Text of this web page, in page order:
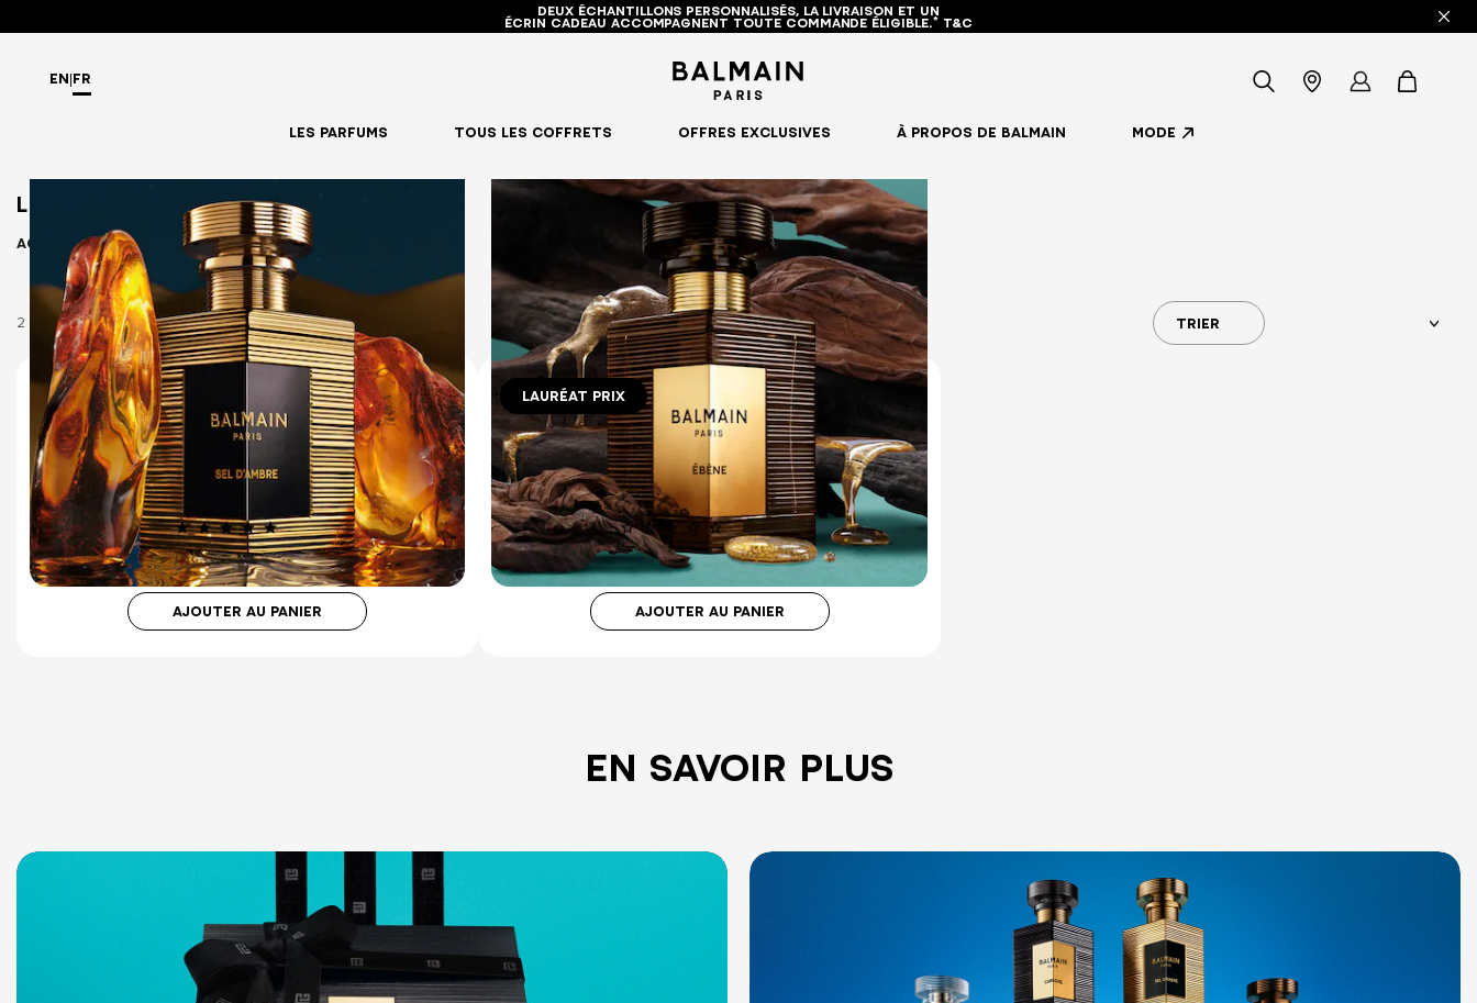
DEUX ÉCHANTILLONS PERSONNALISÉS, LA LIVRAISON ET UN
ÉCRIN CADEAU ACCOMPAGNENT TOUTE COMMANDE ÉLIGIBLE.* T&C
EN|FR
LES PARFUMS TOUS LES COFFRETS OFFRES EXCLUSIVES À PROPOS DE BALMAIN MODE
LES PARFUMS
ACCUEIL Les Parfums
2 Produits TRIER
10 ml 150 ml (Refill)
SEL D'AMBRE EAU DE PARFUM
AMBRE LUMINEUX & AMBRE GRIS SALÉ
1 avis
€180.00
AJOUTER AU PANIER
LAURÉAT PRIX
10 ml 150 ml (Refill)
ÉBÈNE EAU DE PARFUM
BOIS D'ÉBÈNE ÉTERNEL & HUILE
PRÉCIEUSE DE MYRRHE
Aucun avis
€180.00
AJOUTER AU PANIER
EN SAVOIR PLUS